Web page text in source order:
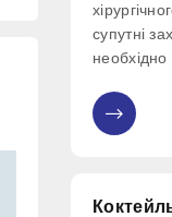
супутні
тести на